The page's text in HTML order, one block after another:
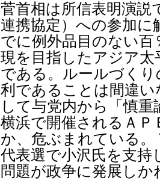
菅首相は所信表明演説
連携協定）への参加に
でに例外品目のない百
現を目指したアジア太
である。ルールづく
利であることは間違
して与党内から「慎
横浜で開催されるＡ
か、危ぶまれている
代表選で小沢氏を支
問題が政争に発展し